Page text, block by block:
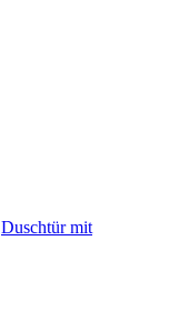
Duschtür mit